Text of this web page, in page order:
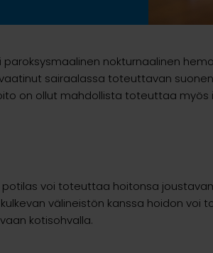
nokturnaalinen
sairaalassa toteuttavan
on ollut mahdollista toteuttaa myös
potilas voi toteuttaa hoitonsa
välineistön kanssa hoidon voi
kotisohvalla.